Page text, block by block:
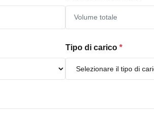
Tipo di carico *